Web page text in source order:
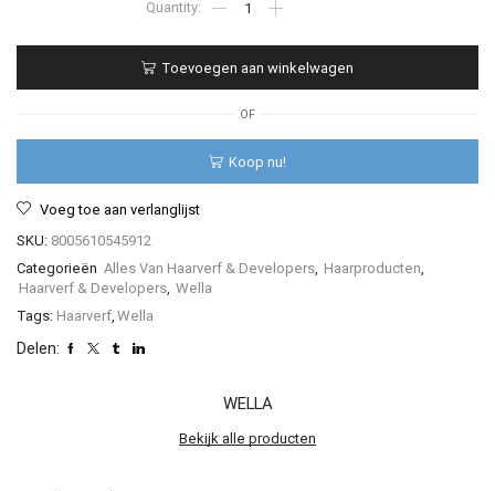
-
Color
Touch
60ml
Toevoegen aan winkelwagen
OF
Koop nu!
Voeg toe aan verlanglijst
SKU: 8005610545912
Categorieën Alles Van Haarverf & Developers, Haarproducten,
Haarverf & Developers, Wella
Tags: Haarverf, Wella
Delen:
WELLA
Bekijk alle producten